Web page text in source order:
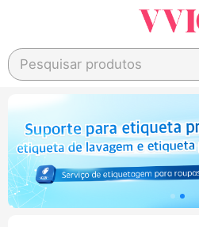
Pesquisar produtos